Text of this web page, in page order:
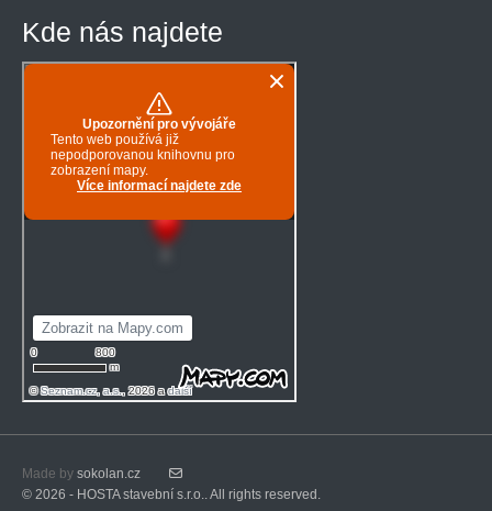
Kde nás najdete
Made by sokolan.cz
© 2026 - HOSTA stavební s.r.o.. All rights reserved.